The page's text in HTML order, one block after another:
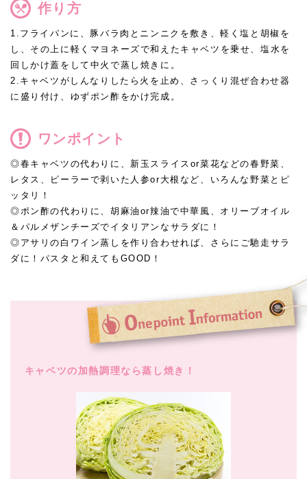
作り方
1.フライパンに、豚バラ肉とニンニクを敷き、軽く塩と胡椒を
し、その上に軽くマヨネーズで和えたキャベツを乗せ、塩水を
回しかけ蓋をして中火で蒸し焼きに。
2.キャベツがしんなりしたら火を止め、さっくり混ぜ合わせ器
に盛り付け、ゆずポン酢をかけ完成。
ワンポイント
◎春キャベツの代わりに、新玉スライスor菜花などの春野菜、
レタス、ピーラーで剥いた人参or大根など、いろんな野菜とピ
ッタリ！
◎ポン酢の代わりに、胡麻油or辣油で中華風、オリーブオイル
＆パルメザンチーズでイタリアンなサラダに！
◎アサリの白ワイン蒸しを作り合わせれば、さらにご馳走サラ
ダに！パスタと和えてもGOOD！
キャベツの加熱調理なら蒸し焼き！